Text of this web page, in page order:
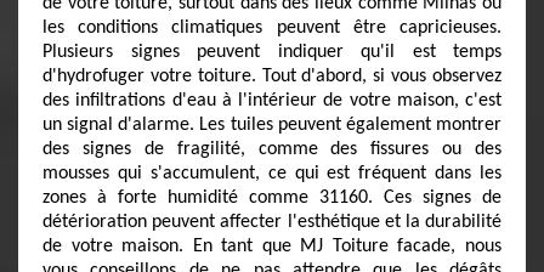
les conditions climatiques peuvent être capricieuses.
Plusieurs signes peuvent indiquer qu'il est temps
d'hydrofuger votre toiture. Tout d'abord, si vous observez
des infiltrations d'eau à l'intérieur de votre maison, c'est
un signal d'alarme. Les tuiles peuvent également montrer
des signes de fragilité, comme des fissures ou des
mousses qui s'accumulent, ce qui est fréquent dans les
zones à forte humidité comme 31160. Ces signes de
détérioration peuvent affecter l'esthétique et la durabilité
de votre maison. En tant que MJ Toiture facade, nous